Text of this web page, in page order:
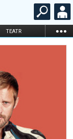
TEATR ...